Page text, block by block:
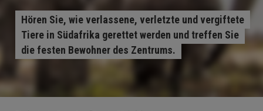
Hören Sie, wie verlassene, verletzte und vergiftete
Tiere in Südafrika gerettet werden und treffen Sie
die festen Bewohner des Zentrums.